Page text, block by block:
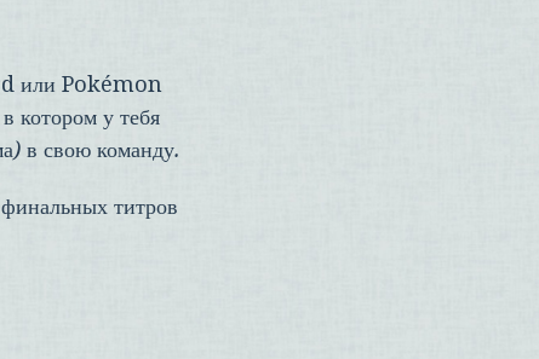
или Pokémon
котором у тебя
в свою команду.
титров